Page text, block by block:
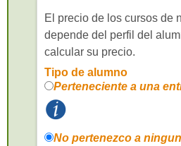
El precio de los cursos de
depende del perfil del
calcular su precio.
Tipo de alumno
Perteneciente a una
No pertenezco a